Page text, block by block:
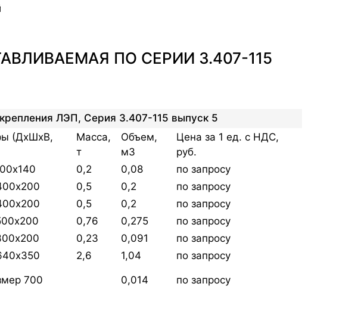
ПО СЕРИИ 3.407-115
ЛЭП, Серия 3.407-115 выпуск 5
(ДхШхВ,
Масса,
т
Объем,
м3
Цена за 1 ед. с НДС,
руб.
0,2 0,08
по запросу
0,5 0,2
по запросу
0,5 0,2
по запросу
0,76 0,275
по запросу
0,23 0,091
по запросу
2,6 1,04
по запросу
700 0,014 по запросу